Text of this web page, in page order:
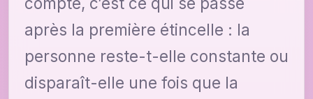
après la première étincelle : la
personne reste-t-elle constante ou
disparaît-elle une fois que la